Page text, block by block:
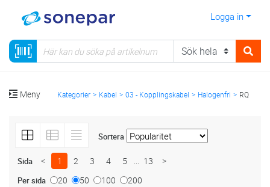
Logga in
Meny Kategorier Kabel 03 - Kopplingskabel Halogenfri RQ
Sortera
Sida < 1 2 3 4 5 ... 13 >
Per sida 20 50 100 200